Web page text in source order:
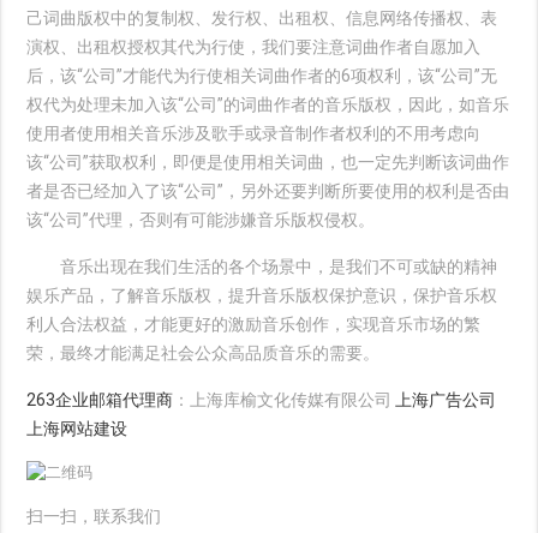
己词曲版权中的复制权、发行权、出租权、信息网络传播权、表
演权、出租权授权其代为行使，我们要注意词曲作者自愿加入
后，该“公司”才能代为行使相关词曲作者的6项权利，该“公司”无
权代为处理未加入该“公司”的词曲作者的音乐版权，因此，如音乐
使用者使用相关音乐涉及歌手或录音制作者权利的不用考虑向
该“公司”获取权利，即便是使用相关词曲，也一定先判断该词曲作
者是否已经加入了该“公司”，另外还要判断所要使用的权利是否由
该“公司”代理，否则有可能涉嫌音乐版权侵权。
音乐出现在我们生活的各个场景中，是我们不可或缺的精神
娱乐产品，了解音乐版权，提升音乐版权保护意识，保护音乐权
利人合法权益，才能更好的激励音乐创作，实现音乐市场的繁
荣，最终才能满足社会公众高品质音乐的需要。
263企业邮箱代理商 ：上海库榆文化传媒有限公司
上海广告公司
上海网站建设
扫一扫，联系我们